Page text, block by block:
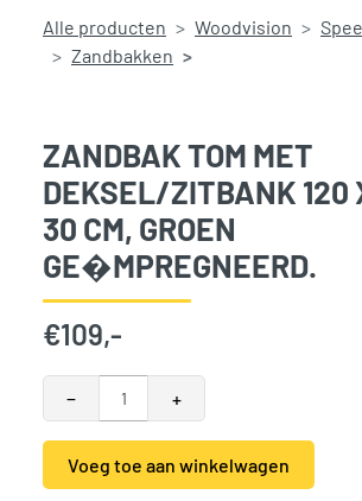
Alle producten Woodvision
Zandbakken
ZANDBAK TOM MET
DEKSEL/ZITBANK 120
30 CM, GROEN
GE�MPREGNEERD.
€109,-
− +
Voeg toe aan winkelwagen